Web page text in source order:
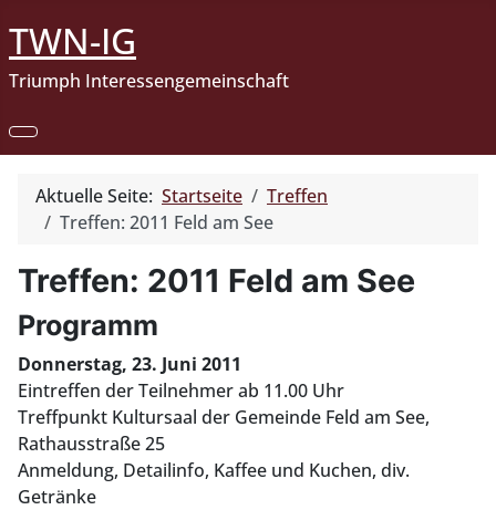
TWN-IG
Triumph Interessengemeinschaft
Aktuelle Seite: Startseite
Treffen
Treffen: 2011 Feld am See
Treffen: 2011 Feld am See
Programm
Donnerstag, 23. Juni 2011
Eintreffen der Teilnehmer ab 11.00 Uhr
Treffpunkt Kultursaal der Gemeinde Feld am See,
Rathausstraße 25
Anmeldung, Detailinfo, Kaffee und Kuchen, div.
Getränke